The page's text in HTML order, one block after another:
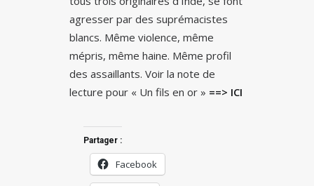
agresser par des suprémacistes
blancs. Même violence, même
mépris, même haine. Même profil
des assaillants. Voir la note de
lecture pour « Un fils en or » ==> ICI
Partager :
Facebook